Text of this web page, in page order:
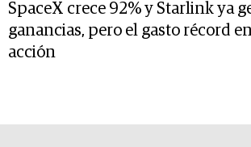
SpaceX crece 92% y Starlink ya
ganancias, pero el gasto récord
acción